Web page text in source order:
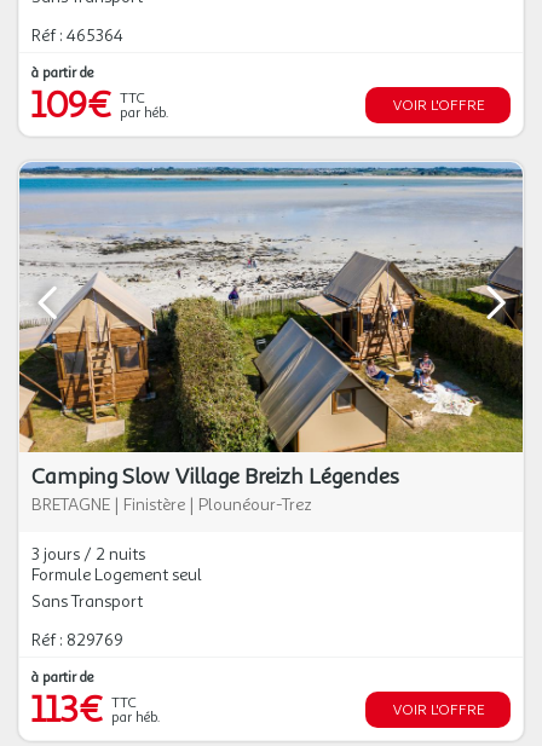
Réf : 465364
à partir de
109€ TTC
par héb.
VOIR L'OFFRE
Camping Slow Village Breizh Légendes
BRETAGNE | Finistère | Plounéour-Trez
3 jours / 2 nuits
Formule Logement seul
Sans Transport
Réf : 829769
à partir de
113€ TTC
par héb.
VOIR L'OFFRE